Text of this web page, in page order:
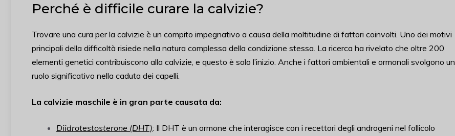
Perché è difficile curare la calvizie?
Trovare una cura per la calvizie è un compito impegnativo a causa della moltitudine di fattori coinvolti. Uno dei motivi
principali della difficoltà risiede nella natura complessa della condizione stessa. La ricerca ha rivelato che oltre 200
elementi genetici contribuiscono alla calvizie, e questo è solo l’inizio. Anche i fattori ambientali e ormonali svolgono un
ruolo significativo nella caduta dei capelli.
La calvizie maschile è in gran parte causata da:
Diidrotestosterone (DHT): Il DHT è un ormone che interagisce con i recettori degli androgeni nel follicolo